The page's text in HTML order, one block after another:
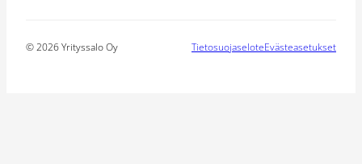
© 2026 Yrityssalo Oy TietosuojaseloteEvästeasetukset